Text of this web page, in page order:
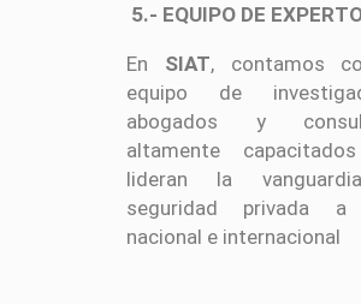
5.- EQUIPO DE
En SIAT, contamos
equipo de
abogados y
altamente
lideran la
seguridad privada a
nacional e internacional